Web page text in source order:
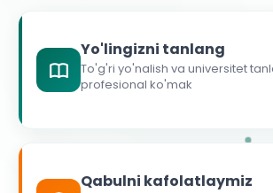
Yo'lingizni tanlang
To'g'ri yo'nalish va universitet
profesional ko'mak
Qabulni kafolatlaymiz